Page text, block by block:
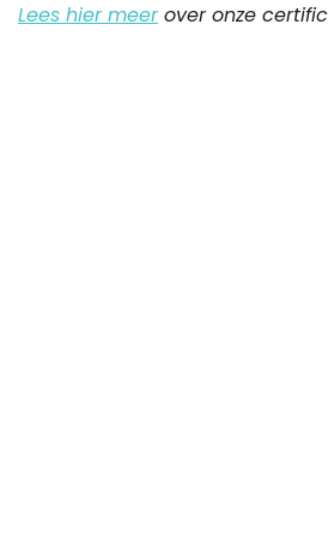
Lees hier meerover onze